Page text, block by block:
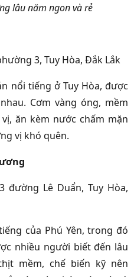
lâu năm ngon và rẻ
3, Tuy Hòa, Đắk Lắk
nổi tiếng ở Tuy Hòa, được
Cơm vàng óng, mềm
ăn kèm nước chấm mặn
vị khó quên.
đường Lê Duẩn, Tuy Hòa,
của Phú Yên, trong đó
nhiều người biết đến lâu
mềm, chế biến kỹ nên